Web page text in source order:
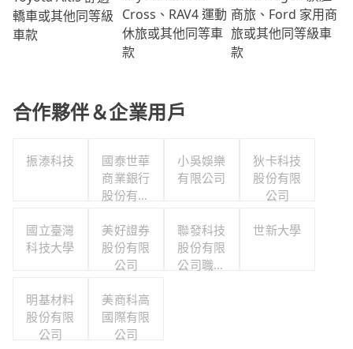
轎車或其他同等級
車款
Cross、RAV4 運動
休旅或其他同等車
款
商旅、Ford 家用商
旅或其他同等級車
款
合作夥伴＆企業用戶
振溙科技
國泰世華
商業銀行
股份有限
小吳娛樂
有限公司
狄卡科技
股份有限
公司
國立臺灣
科技大學
美好證券
股份有限
公司
聯發科技
股份有限
公司職工
世新大學
明基材料
股份有限
公司
美商科高
國際有限
公司